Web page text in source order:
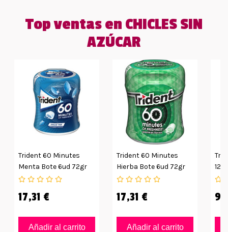
Top ventas en CHICLES SIN
AZÚCAR
Trident 60 Minutes
Menta Bote 6ud 72gr
17,31 €
Añadir al carrito
Trident 60 Minutes
Hierba Bote 6ud 72gr
17,31 €
Añadir al carrito